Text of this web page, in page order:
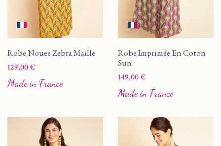
Robe Nouee Zebra Maille
Prix
129,00 €
Made in France
Robe Imprimée En Coton
Sun
Prix
149,00 €
Made in France